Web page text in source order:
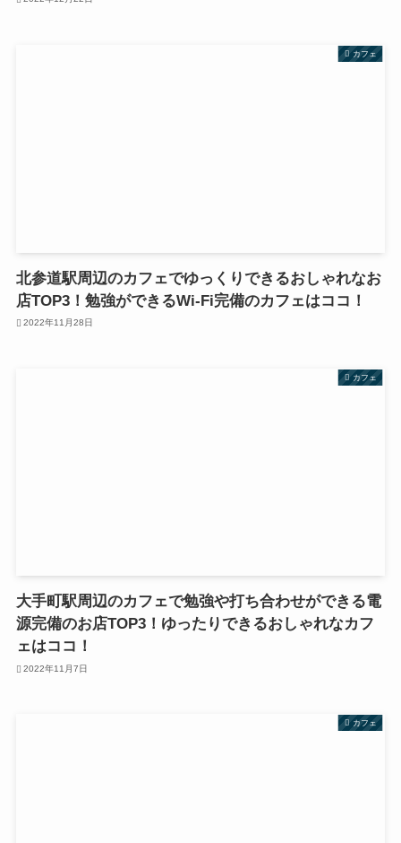
カフェ
北参道駅周辺のカフェでゆっくりできるおしゃれなお
店TOP3！勉強ができるWi-Fi完備のカフェはココ！
2022年11月28日
カフェ
大手町駅周辺のカフェで勉強や打ち合わせができる電
源完備のお店TOP3！ゆったりできるおしゃれなカフ
ェはココ！
2022年11月7日
カフェ